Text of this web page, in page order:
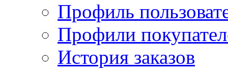
Профиль
Профили
История заказов